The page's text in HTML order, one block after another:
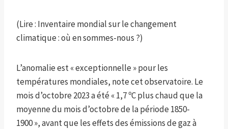
(Lire : Inventaire mondial sur le changement
climatique : où en sommes-nous ?)
L’anomalie est « exceptionnelle » pour les
températures mondiales, note cet observatoire. Le
mois d’octobre 2023 a été « 1,7 ºC plus chaud que la
moyenne du mois d’octobre de la période 1850-
1900 », avant que les effets des émissions de gaz à